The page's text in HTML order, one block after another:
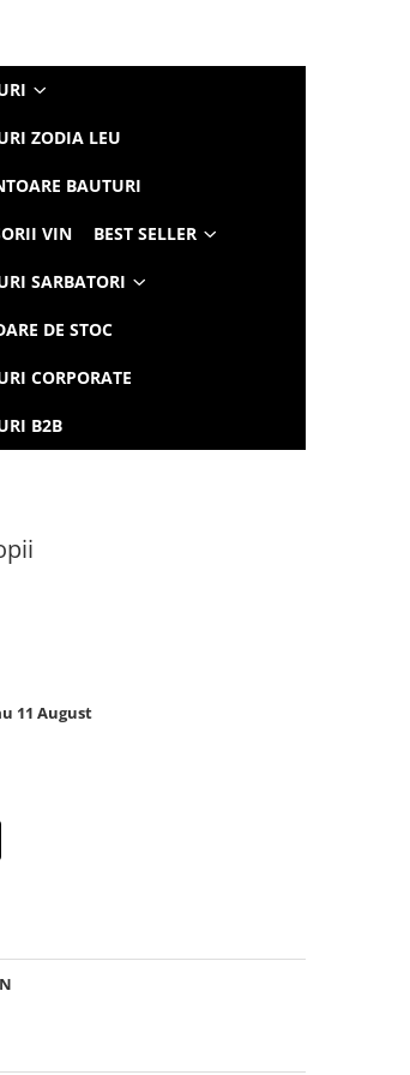
ZODIA LEU
BAUTURI
VIN BEST SELLER
SARBATORI
DE STOC
CORPORATE
B2B
11 August